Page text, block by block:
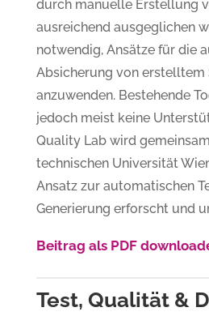
durch manuelle Erstellung
ausreichend ausgeglichen
notwendig, Ansätze für die
Absicherung von erstelltem
anzuwenden. Bestehende
jedoch meist keine
Quality Lab wird
technischen Universität
Ansatz zur automatischen
Generierung erforscht und
Beitrag als PDF
Test, Qualität &